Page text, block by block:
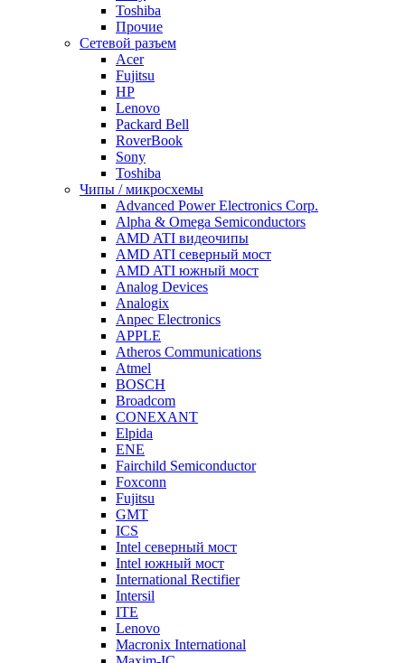
Toshiba
Прочие
Сетевой разъем
Acer
Fujitsu
HP
Lenovo
Packard Bell
RoverBook
Sony
Toshiba
Чипы / микросхемы
Advanced Power Electronics Corp.
Alpha & Omega Semiconductors
AMD ATI видеочипы
AMD ATI северный мост
AMD ATI южный мост
Analog Devices
Analogix
Anpec Electronics
APPLE
Atheros Communications
Atmel
BOSCH
Broadcom
CONEXANT
Elpida
ENE
Fairchild Semiconductor
Foxconn
Fujitsu
GMT
ICS
Intel северный мост
Intel южный мост
International Rectifier
Intersil
ITE
Lenovo
Macronix International